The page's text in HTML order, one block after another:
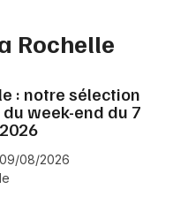
Rochelle
: notre sélection
week-end du 7
08/2026